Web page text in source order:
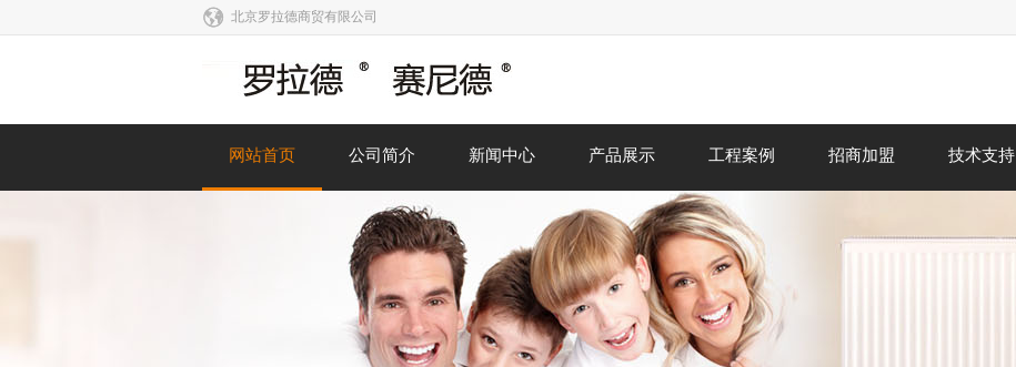
北京罗拉德商贸有限公司
网站首页 公司简介 新闻中心 产品展示 工程案例 招商加盟 技术支持